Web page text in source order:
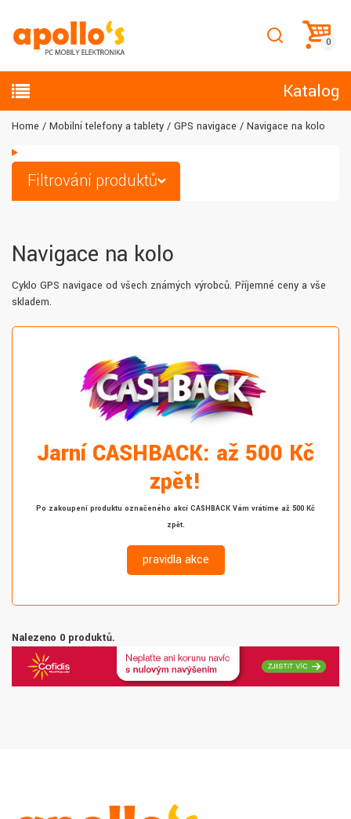
Katalog
Home Mobilní telefony a tablety GPS navigace Navigace na kolo
Filtrování produktů
Navigace na kolo
Cyklo GPS navigace od všech známých výrobců. Příjemné ceny a vše
skladem.
Jarní CASHBACK: až 500 Kč
zpět!
Po zakoupení produktu označeného akcí CASHBACK Vám vrátíme až 500 Kč
zpět.
pravidla akce
Nalezeno 0 produktů.